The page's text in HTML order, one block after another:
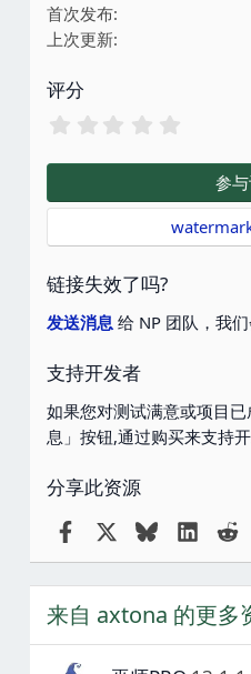
首次发布
上次更新
评分
0
星
参
链接失效了吗?
发送消息 给 NP 团队，我
支持开发者
如果您对测试满意或项目
息」按钮,通过购买来支持
分享此资源
FacebookBluesky
来自 axtona 的更多